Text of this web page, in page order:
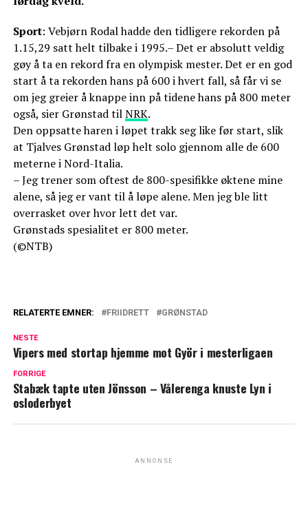
Sport: Vebjørn Rodal hadde den tidligere rekorden på
1.15,29 satt helt tilbake i 1995.– Det er absolutt veldig
gøy å ta en rekord fra en olympisk mester. Det er en god
start å ta rekorden hans på 600 i hvert fall, så får vi se
om jeg greier å knappe inn på tidene hans på 800 meter
også, sier Grønstad tilNRK.
Den oppsatte haren i løpet trakk seg like før start, slik
at Tjalves Grønstad løp helt solo gjennom alle de 600
meterne i Nord-Italia.
– Jeg trener som oftest de 800-spesifikke øktene mine
alene, så jeg er vant til å løpe alene. Men jeg ble litt
overrasket over hvor lett det var.
Grønstads spesialitet er 800 meter.
(©NTB)
RELATERTE EMNER: FRIIDRETT GRØNSTAD
NESTE
Vipers med stortap hjemme mot Györ i mesterligaen
FORRIGE
Stabæk tapte uten Jönsson – Vålerenga knuste Lyn i
osloderbyet
ANNONSE